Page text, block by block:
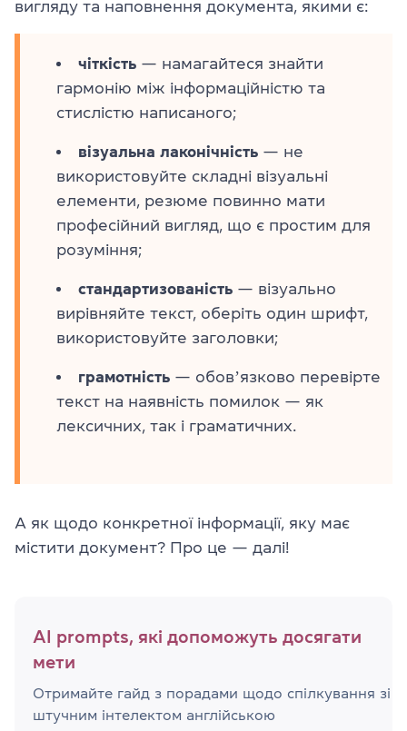
вигляду та наповнення документа, якими є:
чіткість — намагайтеся знайти
гармонію між інформаційністю та
стислістю написаного;
візуальна лаконічність — не
використовуйте складні візуальні
елементи, резюме повинно мати
професійний вигляд, що є простим для
розуміння;
стандартизованість — візуально
вирівняйте текст, оберіть один шрифт,
використовуйте заголовки;
грамотність — обовʼязково перевірте
текст на наявність помилок — як
лексичних, так і граматичних.
А як щодо конкретної інформації, яку має
містити документ? Про це — далі!
AI prompts, які допоможуть досягати
мети
Отримайте гайд з порадами щодо спілкування зі
штучним інтелектом англійською